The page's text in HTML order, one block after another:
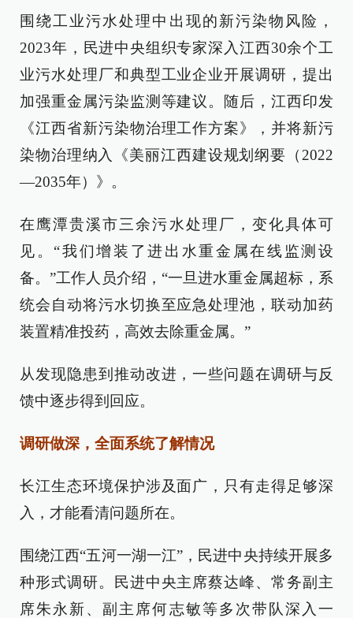
围绕工业污水处理中出现的新污染物风险，
2023年，民进中央组织专家深入江西30余个工
业污水处理厂和典型工业企业开展调研，提出
加强重金属污染监测等建议。随后，江西印发
《江西省新污染物治理工作方案》，并将新污
染物治理纳入《美丽江西建设规划纲要（2022
—2035年）》。
在鹰潭贵溪市三余污水处理厂，变化具体可
见。“我们增装了进出水重金属在线监测设
备。”工作人员介绍，“一旦进水重金属超标，系
统会自动将污水切换至应急处理池，联动加药
装置精准投药，高效去除重金属。”
从发现隐患到推动改进，一些问题在调研与反
馈中逐步得到回应。
调研做深，全面系统了解情况
长江生态环境保护涉及面广，只有走得足够深
入，才能看清问题所在。
围绕江西“五河一湖一江”，民进中央持续开展多
种形式调研。民进中央主席蔡达峰、常务副主
席朱永新、副主席何志敏等多次带队深入一